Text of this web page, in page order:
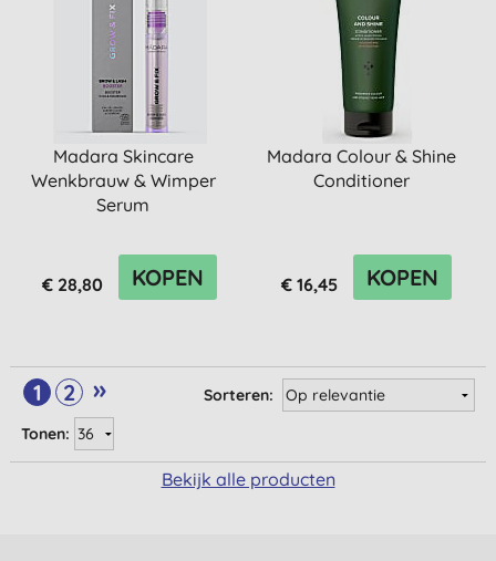
Madara Skincare
Wenkbrauw & Wimper
Serum
€ 28,80 KOPEN
Madara Colour & Shine
Conditioner
€ 16,45 KOPEN
1 2 »
Sorteren:
Tonen:
Bekijk alle producten